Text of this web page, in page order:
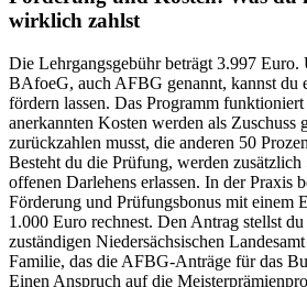
wirklich zahlst
Die Lehrgangsgebühr beträgt 3.997 Euro.
BAfoeG, auch AFBG genannt, kannst du
fördern lassen. Das Programm
anerkannten Kosten werden als Zuschuss
zurückzahlen musst, die anderen 50
Besteht du die Prüfung, werden zusätzlich
offenen Darlehens erlassen. In der Praxis
Förderung und Prüfungsbonus mit einem
1.000 Euro rechnest. Den Antrag stellst
zuständigen Niedersächsischen
Familie, das die AFBG-Anträge für das
Einen Anspruch auf die